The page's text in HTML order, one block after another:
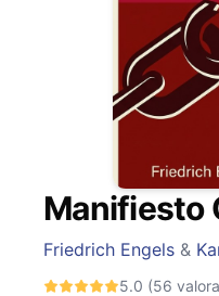
Manifiesto
Friedrich Engels &
5.0 (56